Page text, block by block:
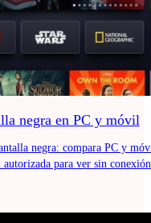
negra en PC y móvil
negra: compara PC y
para ver sin